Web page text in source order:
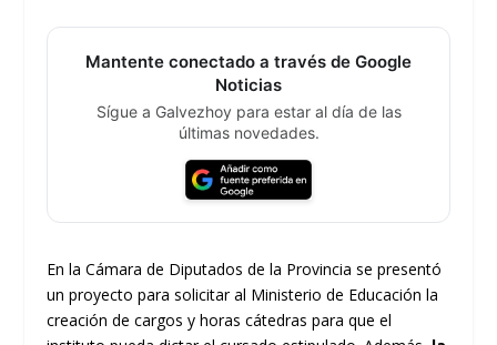
Mantente conectado a través de Google
Noticias
Sígue a Galvezhoy para estar al día de las
últimas novedades.
En la Cámara de Diputados de la Provincia se presentó
un proyecto para solicitar al Ministerio de Educación la
creación de cargos y horas cátedras para que el